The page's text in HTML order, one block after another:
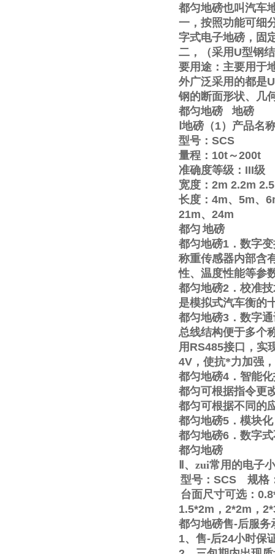
都匀地磅也叫汽车
一，按照功能可细
字式电子地磅，固
二，（采用 U型钢
要用途：主要用于
外广泛采用的都是U
钢的断面形状、几
都匀地磅
地磅
地磅（1）产品名
型号： SCS
量程： 10t～200t
准确度等级： III级
宽度： 2m 2.2m
长度： 4m、 5m、
21m、 24m
都匀 地磅
都匀地磅1 ．数字
称重传感器内部含
性、温度性能等参
都匀地磅2 ．校准
是模拟式汽车衡的
都匀地磅3 ．数字
总线结构便于多个
用 RS485接口，实
4V ，使抗*力加强
都匀地磅4 ．智能
都匀可根据指令更
都匀可根据不同的
都匀地磅5 ．模块
都匀地磅6 ．数字
都匀地磅
、zui常用的电子
型号： SCS
规格
台面尺寸可选：
1.5*2m ， 2*2m ，
都匀地磅售-后服务
1、售-后24小时保